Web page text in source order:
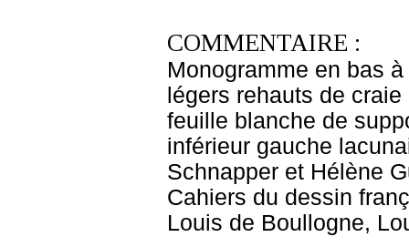
COMMENTAIRE :
Monogramme en bas
légers rehauts de
feuille blanche de
inférieur gauche
Schnapper et Hélène
Cahiers du dessin
Louis de Boullogne,